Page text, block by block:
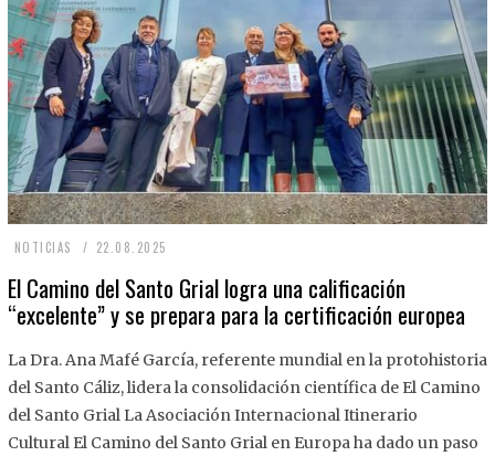
NOTICIAS 22.08.2025
.
8
2
El Camino del Santo Grial logra una calificación
“excelente” y se prepara para la certificación europea
La Dra. Ana Mafé García, referente mundial en la protohistoria
del Santo Cáliz, lidera la consolidación científica de El Camino
del Santo Grial La Asociación Internacional Itinerario
Cultural El Camino del Santo Grial en Europa ha dado un paso